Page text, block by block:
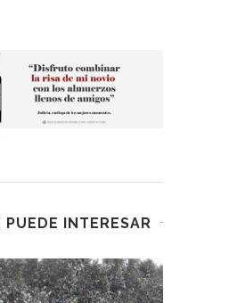
PUEDE INTERESAR